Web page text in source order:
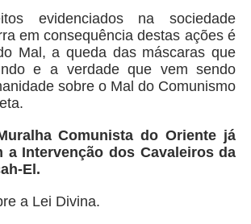
evidenciados na sociedade
em consequência destas ações é
Mal, a queda das máscaras que
e a verdade que vem sendo
sobre o Mal do Comunismo
Comunista do Oriente já
a Intervenção dos Cavaleiros da
El.
a Lei Divina.